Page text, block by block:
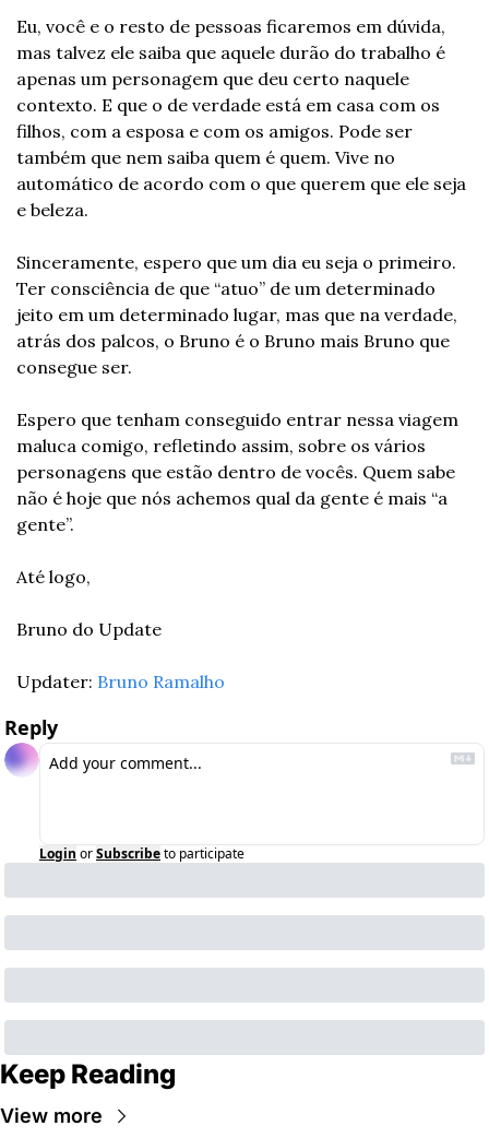
Eu, você e o resto de pessoas ficaremos em dúvida,
mas talvez ele saiba que aquele durão do trabalho é
apenas um personagem que deu certo naquele
contexto. E que o de verdade está em casa com os
filhos, com a esposa e com os amigos. Pode ser
também que nem saiba quem é quem. Vive no
automático de acordo com o que querem que ele seja
e beleza.
Sinceramente, espero que um dia eu seja o primeiro.
Ter consciência de que “atuo” de um determinado
jeito em um determinado lugar, mas que na verdade,
atrás dos palcos, o Bruno é o Bruno mais Bruno que
consegue ser.
Espero que tenham conseguido entrar nessa viagem
maluca comigo, refletindo assim, sobre os vários
personagens que estão dentro de vocês. Quem sabe
não é hoje que nós achemos qual da gente é mais “a
gente”.
Até logo,
Bruno do Update
Updater: Bruno Ramalho
Reply
Login orSubscribeto participate
Keep Reading
View more